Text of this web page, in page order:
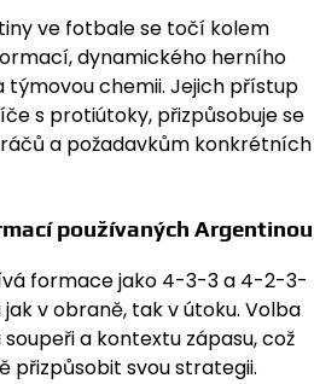
ve fotbale se točí kolem
dynamického herního
týmovou chemii. Jejich přístup
s protiútoky, přizpůsobuje se
a požadavkům konkrétních
používaných Argentinou
formace jako 4-3-3 a 4-2-3-
jak v obraně, tak v útoku. Volba
a kontextu zápasu, což
přizpůsobit svou strategii.